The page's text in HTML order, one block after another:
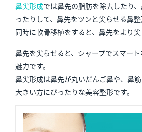
鼻尖形成では鼻先の脂肪を除去したり
ったりして、鼻先をツンと尖らせる鼻整
同時に軟骨移植をすると、鼻先をより尖
鼻先を尖らせると、シャープでスマー
魅力です。
鼻尖形成は鼻先が丸いだんご鼻や、鼻
大きい方にぴったりな美容整形です。